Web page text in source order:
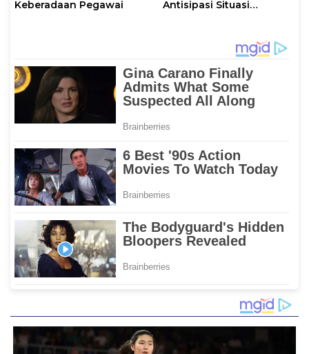
Keberadaan Pegawai
Antisipasi Situasi